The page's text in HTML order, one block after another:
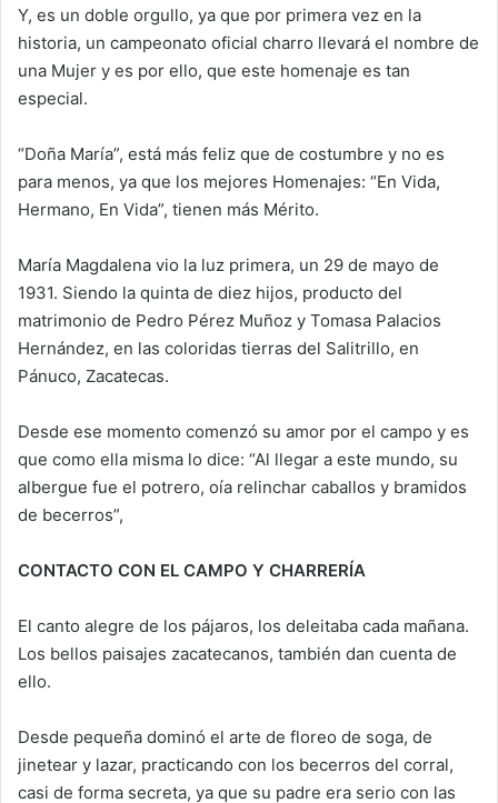
Y, es un doble orgullo, ya que por primera vez en la
historia, un campeonato oficial charro llevará el nombre de
una Mujer y es por ello, que este homenaje es tan
especial.
“Doña María”, está más feliz que de costumbre y no es
para menos, ya que los mejores Homenajes: “En Vida,
Hermano, En Vida”, tienen más Mérito.
María Magdalena vio la luz primera, un 29 de mayo de
1931. Siendo la quinta de diez hijos, producto del
matrimonio de Pedro Pérez Muñoz y Tomasa Palacios
Hernández, en las coloridas tierras del Salitrillo, en
Pánuco, Zacatecas.
Desde ese momento comenzó su amor por el campo y es
que como ella misma lo dice: “Al llegar a este mundo, su
albergue fue el potrero, oía relinchar caballos y bramidos
de becerros”,
CONTACTO CON EL CAMPO Y CHARRERÍA
El canto alegre de los pájaros, los deleitaba cada mañana.
Los bellos paisajes zacatecanos, también dan cuenta de
ello.
Desde pequeña dominó el arte de floreo de soga, de
jinetear y lazar, practicando con los becerros del corral,
casi de forma secreta, ya que su padre era serio con las